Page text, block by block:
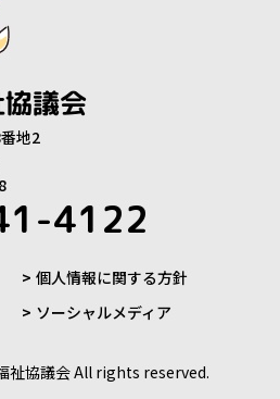
議会
地2
4122
個人情報に関する方針
ソーシャルメディア
祉協議会 All rights reserved.